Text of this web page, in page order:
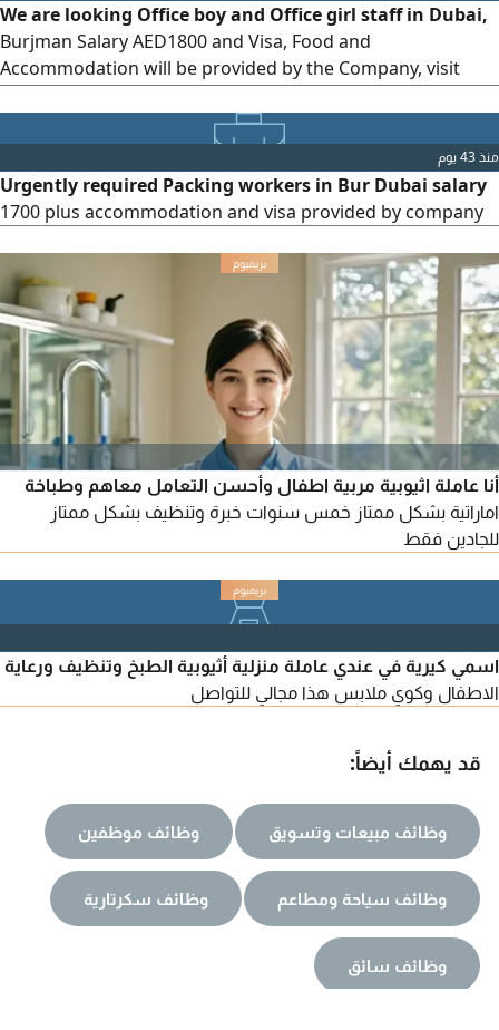
We are looking Office boy and Office girl staff in Dubai,
Burjman Salary AED1800 and Visa, Food and
Accommodation will be provided by the Company, visit
male and female both can apply, if you are interested then
send your CV by
منذ 43 يوم
Urgently required Packing workers in Bur Dubai salary
1700 plus accommodation and visa provided by company
أنا عاملة اثيوبية مربية اطفال وأحسن التعامل معاهم وطباخة
اماراتية بشكل ممتاز خمس سنوات خبرة وتنظيف بشكل ممتاز
للجادين فقط
اسمي كيرية في عندي عاملة منزلية أثيوبية الطبخ وتنظيف ورعاية
الاطفال وكوي ملابس هذا مجالي للتواصل
قد يهمك أيضاً:
وظائف مبيعات وتسويق وظائف موظفين
وظائف سياحة ومطاعم وظائف سكرتارية
وظائف سائق